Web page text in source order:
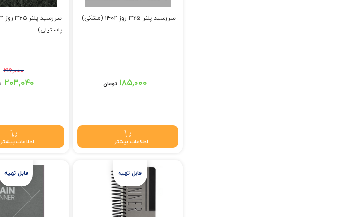
سررسید پلنر ۳۶۵ روز ۱۴۰۲ (مشکی)
۱۸۵,۰۰۰ تومان
اطلاعات بیشتر
پاستیلی)
۲۱۶,۰۰۰
قیمت اصلی: ۲۱۶,۰۰۰ تومان بود.۲۰۳,۰۴۰
اطلاعات بیشتر